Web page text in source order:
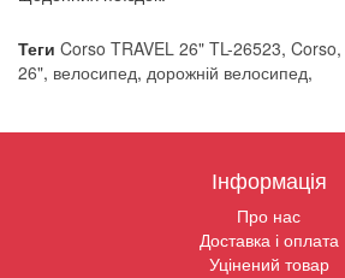
Теги Corso TRAVEL 26" TL-26523, Corso,
26", велосипед, дорожній велосипед,
Інформація
Про нас
Доставка і оплата
Уцінений товар